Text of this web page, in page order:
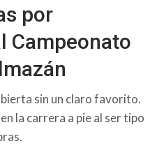
por
Campeonato
sin un claro favorito.
la carrera a pie al ser tipo